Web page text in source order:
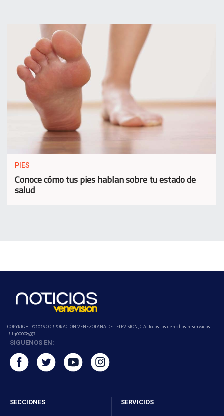
PIES
Conoce cómo tus pies hablan sobre tu estado de
salud
COPYRIGHT ©2026 CORPORACIÓN VENEZOLANA DE TELEVISION, C.A. Todos los derechos reservados.
Rif-j000089337
SIGUENOS EN:
SECCIONES SERVICIOS